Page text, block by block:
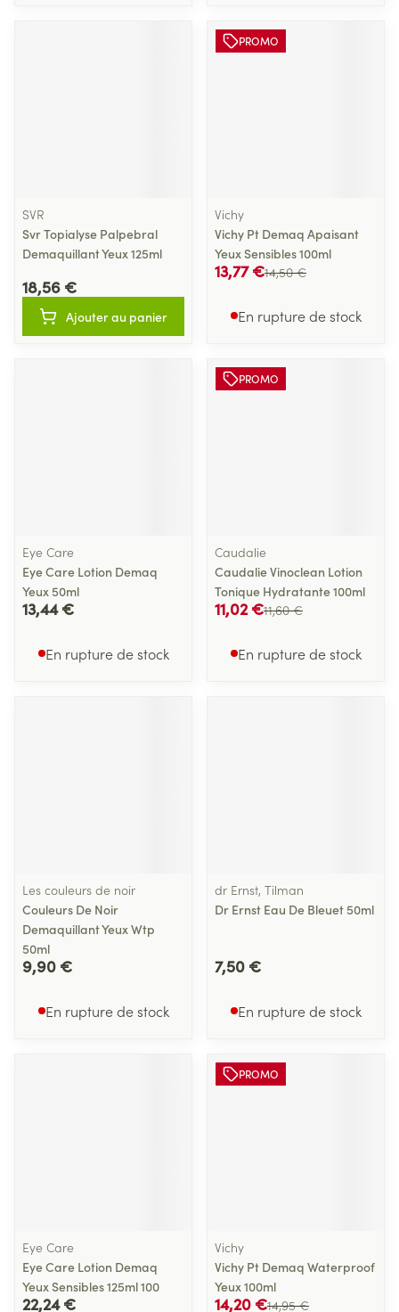
SVR
Svr Topialyse Palpebral
Demaquillant Yeux 125ml
18,56 €
Ajouter au panier
PROMO
Vichy
Vichy Pt Demaq Apaisant
Yeux Sensibles 100ml
14,50 €
13,77 €
En rupture de stock
Eye Care
Eye Care Lotion Demaq
Yeux 50ml
13,44 €
En rupture de stock
PROMO
Caudalie
Caudalie Vinoclean Lotion
Tonique Hydratante 100ml
11,60 €
11,02 €
En rupture de stock
Les couleurs de noir
Couleurs De Noir
Demaquillant Yeux Wtp
50ml
9,90 €
En rupture de stock
dr Ernst, Tilman
Dr Ernst Eau De Bleuet 50ml
7,50 €
En rupture de stock
Eye Care
Eye Care Lotion Demaq
Yeux Sensibles 125ml 100
22,24 €
PROMO
Vichy
Vichy Pt Demaq Waterproof
Yeux 100ml
14,95 €
14,20 €